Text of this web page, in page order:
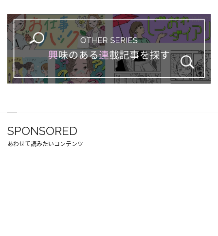
SPONSORED
あわせて読みたいコンテンツ